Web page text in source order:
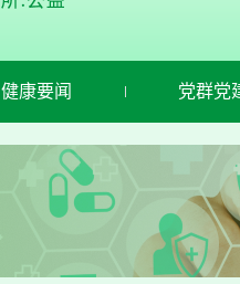
健康要闻 党群党